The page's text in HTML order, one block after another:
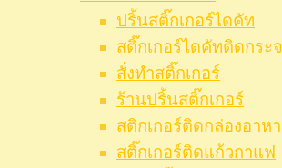
ปริ้นสติ๊กเกอร์ไดคัท
สติ๊กเกอร์ไดคัทติดกระ
สั่งทำสติ๊กเกอร์
ร้านปริ้นสติ๊กเกอร์
สติกเกอร์ติดกล่องอาห
สติ๊กเกอร์ติดแก้วกาแฟ